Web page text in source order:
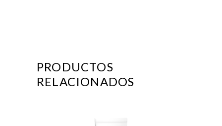
PRODUCTOS
RELACIONADOS